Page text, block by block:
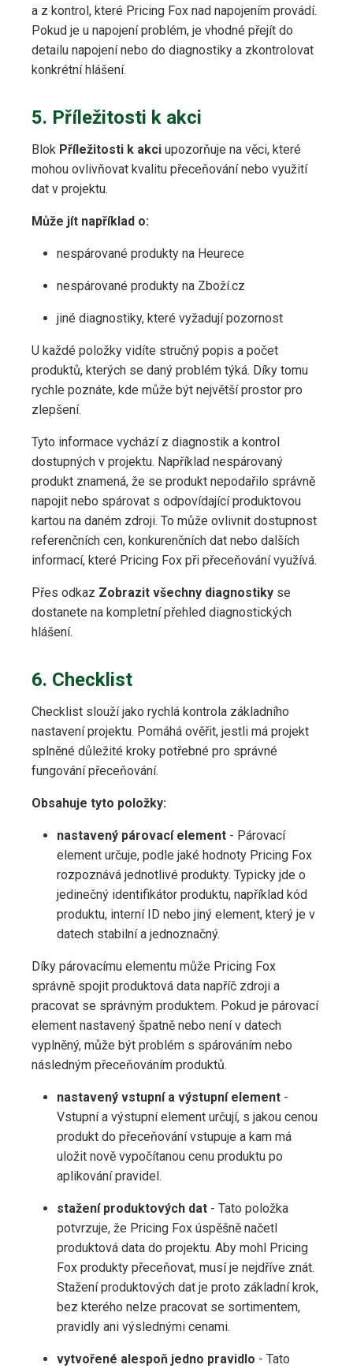
a z kontrol, které Pricing Fox nad napojením provádí.
Pokud je u napojení problém, je vhodné přejít do
detailu napojení nebo do diagnostiky a zkontrolovat
konkrétní hlášení.
5. Příležitosti k akci
Blok Příležitosti k akci upozorňuje na věci, které
mohou ovlivňovat kvalitu přeceňování nebo využití
dat v projektu.
Může jít například o:
nespárované produkty na Heurece
nespárované produkty na Zboží.cz
jiné diagnostiky, které vyžadují pozornost
U každé položky vidíte stručný popis a počet
produktů, kterých se daný problém týká. Díky tomu
rychle poznáte, kde může být největší prostor pro
zlepšení.
Tyto informace vychází z diagnostik a kontrol
dostupných v projektu. Například nespárovaný
produkt znamená, že se produkt nepodařilo správně
napojit nebo spárovat s odpovídající produktovou
kartou na daném zdroji. To může ovlivnit dostupnost
referenčních cen, konkurenčních dat nebo dalších
informací, které Pricing Fox při přeceňování využívá.
Přes odkaz Zobrazit všechny diagnostiky se
dostanete na kompletní přehled diagnostických
hlášení.
6. Checklist
Checklist slouží jako rychlá kontrola základního
nastavení projektu. Pomáhá ověřit, jestli má projekt
splněné důležité kroky potřebné pro správné
fungování přeceňování.
Obsahuje tyto položky:
nastavený párovací element - Párovací
element určuje, podle jaké hodnoty Pricing Fox
rozpoznává jednotlivé produkty. Typicky jde o
jedinečný identifikátor produktu, například kód
produktu, interní ID nebo jiný element, který je v
datech stabilní a jednoznačný.
Díky párovacímu elementu může Pricing Fox
správně spojit produktová data napříč zdroji a
pracovat se správným produktem. Pokud je párovací
element nastavený špatně nebo není v datech
vyplněný, může být problém s spárováním nebo
následným přeceňováním produktů.
nastavený vstupní a výstupní element -
Vstupní a výstupní element určují, s jakou cenou
produkt do přeceňování vstupuje a kam má
uložit nově vypočítanou cenu produktu po
aplikování pravidel.
stažení produktových dat - Tato položka
potvrzuje, že Pricing Fox úspěšně načetl
produktová data do projektu. Aby mohl Pricing
Fox produkty přeceňovat, musí je nejdříve znát.
Stažení produktových dat je proto základní krok,
bez kterého nelze pracovat se sortimentem,
pravidly ani výslednými cenami.
vytvořené alespoň jedno pravidlo - Tato